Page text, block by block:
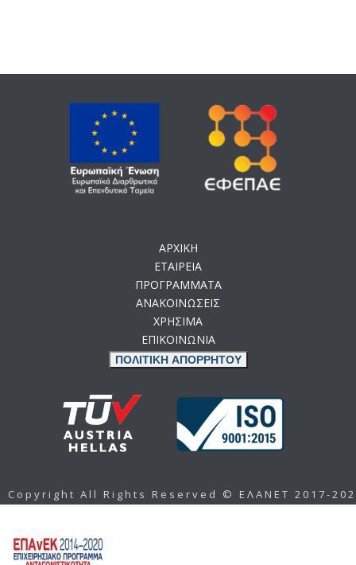
ΑΡΧΙΚΗ
ΕΤΑΙΡΕΙΑ
ΠΡΟΓΡΑΜΜΑΤΑ
ΑΝΑΚΟΙΝΩΣΕΙΣ
ΧΡΗΣΙΜΑ
ΕΠΙΚΟΙΝΩΝΙΑ
ΠΟΛΙΤΙΚΗ ΑΠΟΡΡΗΤΟΥ
Copyright All Rights Reserved © ΕΛΑΝΕΤ 2017-